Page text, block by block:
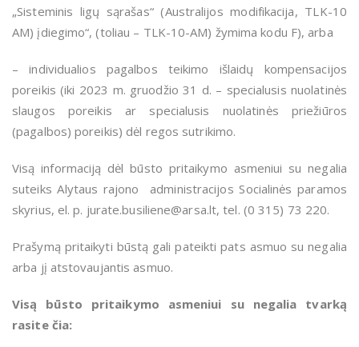
„Sisteminis ligų sąrašas“ (Australijos modifikacija, TLK-10
AM) įdiegimo“, (toliau – TLK-10-AM) žymima kodu F), arba
– individualios pagalbos teikimo išlaidų kompensacijos
poreikis (iki 2023 m. gruodžio 31 d. – specialusis nuolatinės
slaugos poreikis ar specialusis nuolatinės priežiūros
(pagalbos) poreikis) dėl regos sutrikimo.
Visą informaciją dėl būsto pritaikymo asmeniui su negalia
suteiks Alytaus rajono administracijos Socialinės paramos
skyrius, el. p. jurate.busiliene@arsa.lt, tel. (0 315) 73 220.
Prašymą pritaikyti būstą gali pateikti pats asmuo su negalia
arba jį atstovaujantis asmuo.
Visą būsto pritaikymo asmeniui su negalia tvarką
rasite čia: